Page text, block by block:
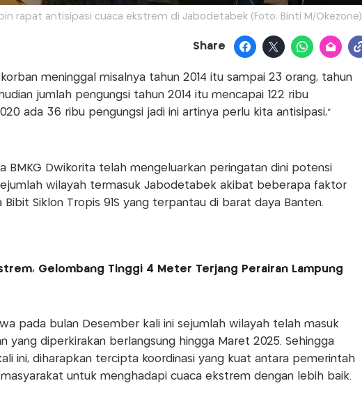
rapat antisipasi cuaca ekstrem di Jabodetabek (Foto: Binti M/Okezone)
Share
meninggal misalnya tahun 2014 itu sampai 23 orang, tahun
jumlah pengungsi tahun 2014 itu mencapai 122 ribu
ada 36 ribu pengungsi jadi ini artinya perlu kita antisipasi,"
BMKG Dwikorita telah mengeluarkan peringatan dini potensi
wilayah termasuk Jabodetabek akibat beberapa faktor
Bibit Siklon Tropis 91S yang terpantau di barat daya Banten.
Gelombang Tinggi 4 Meter Terjang Perairan Lampung
pada bulan Desember kali ini sejumlah wilayah telah masuk
yang diperkirakan berlangsung hingga Maret 2025. Sehingga
ini, diharapkan tercipta koordinasi yang kuat antara pemerintah
untuk menghadapi cuaca ekstrem dengan lebih baik.